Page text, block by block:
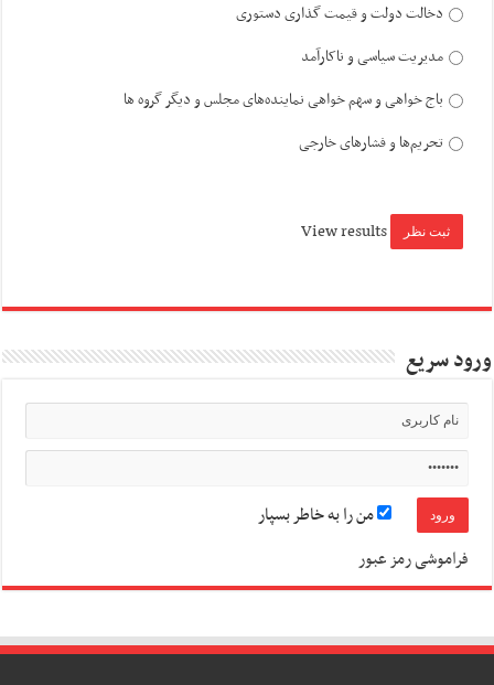
دخالت دولت و قیمت گذاری دستوری
مدیریت سیاسی و ناکارآمد
باج خواهی و سهم خواهی نماینده‌های مجلس و دیگر گروه ها
تحریم‌ها و فشارهای خارجی
View results
ورود سریع
من را به خاطر بسپار
فراموشی رمز عبور